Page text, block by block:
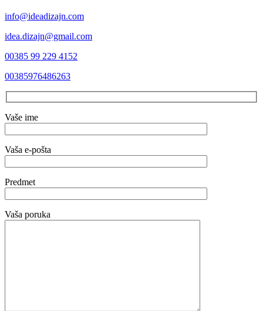
info@ideadizajn.com
idea.dizajn@gmail.com
00385 99 229 4152
00385976486263
Vaše ime
Vaša e-pošta
Predmet
Vaša poruka